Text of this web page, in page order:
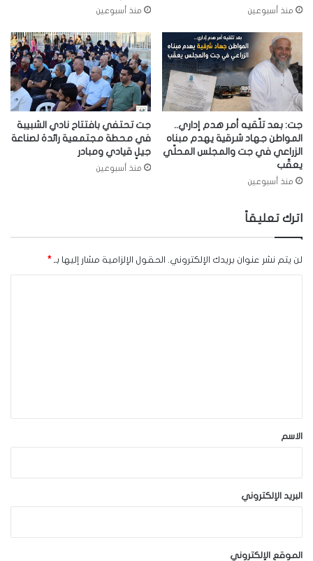
منذ أسبوعين منذ أسبوعين
جت: بعد تلّقيه أمر هدم إداري..
المواطن جهاد شرقية يهدم مبناه
الزراعي في جت والمجلس المحلّي
يعقّب
منذ أسبوعين
جت تحتفي بافتتاح نادي الشبيبة
في محطة مجتمعية رائدة لصناعة
جيلٍ قيادي ومبادر
منذ أسبوعين
اترك تعليقاً
لن يتم نشر عنوان بريدك الإلكتروني. الحقول الإلزامية مشار إليها بـ *
*الاسم
البريد الإلكتروني
الموقع الإلكتروني